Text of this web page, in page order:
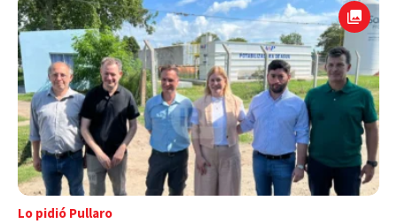
Lo pidió Pullaro